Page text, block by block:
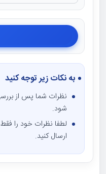
به نکات زیر توجه کنید
نظرات شما پس از
شود.
لطفا نظرات خود را
ارسال کنید.